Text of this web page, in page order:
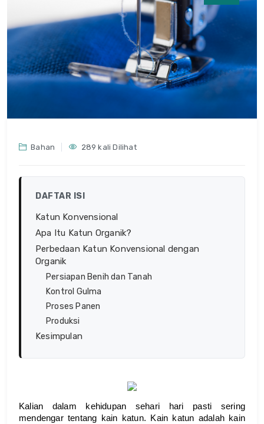
Bahan 289 kali Dilihat
DAFTAR ISI
Katun Konvensional
Apa Itu Katun Organik?
Perbedaan Katun Konvensional dengan
Organik
Persiapan Benih dan Tanah
Kontrol Gulma
Proses Panen
Produksi
Kesimpulan
Kalian dalam kehidupan sehari hari pasti sering
mendengar tentang kain katun. Kain katun adalah kain